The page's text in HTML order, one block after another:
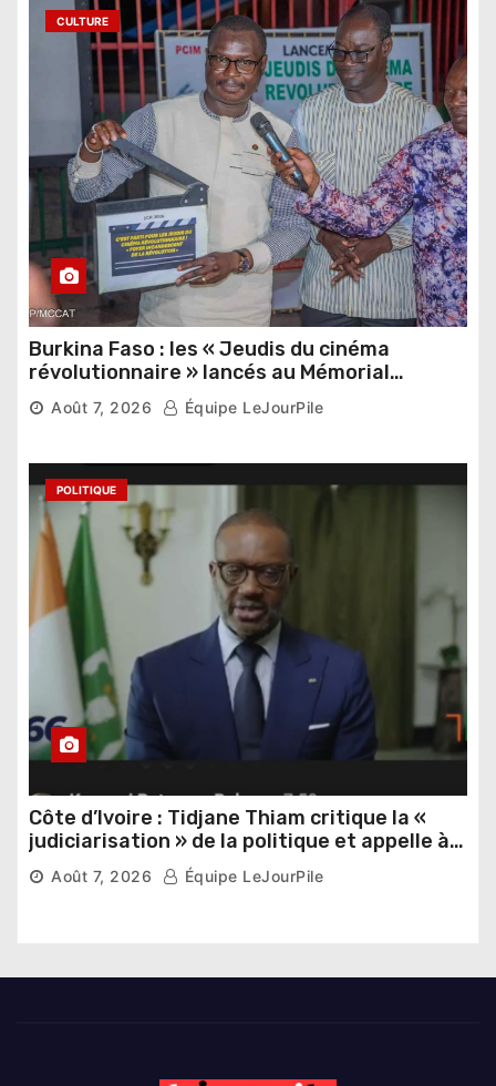
CULTURE
Burkina Faso : les « Jeudis du cinéma
révolutionnaire » lancés au Mémorial
Thomas Sankara
Août 7, 2026 Équipe LeJourPile
POLITIQUE
Côte d’Ivoire : Tidjane Thiam critique la «
judiciarisation » de la politique et appelle à
poursuivre l’apaisement
Août 7, 2026 Équipe LeJourPile